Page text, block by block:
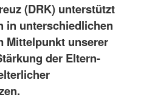
(DRK) unterstützt
in unterschiedlichen
Mittelpunkt unserer
der Eltern-